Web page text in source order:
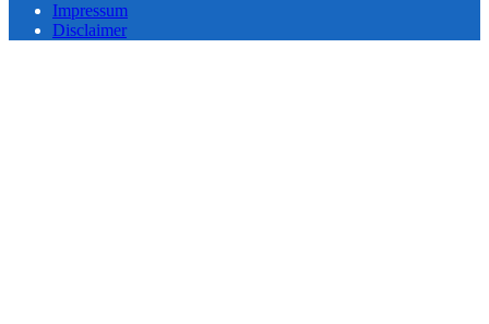
Impressum
Disclaimer